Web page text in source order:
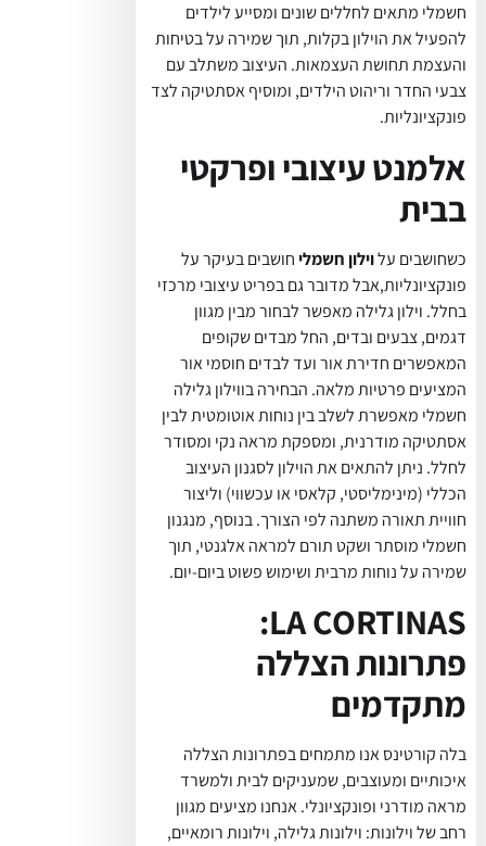
חשמלי מתאים לחללים שונים ומסייע לילדים
להפעיל את הוילון בקלות, תוך שמירה על בטיחות
והעצמת תחושת העצמאות. העיצוב משתלב עם
צבעי החדר וריהוט הילדים, ומוסיף אסתטיקה לצד
פונקציונליות.
אלמנט עיצובי ופרקטי
בבית
כשחושבים עלוילון חשמליחושבים בעיקר על
פונקציונליות,אבל מדובר גם בפריט עיצובי מרכזי
בחלל. וילון גלילה מאפשר לבחור מבין מגוון
דגמים, צבעים ובדים, החל מבדים שקופים
המאפשרים חדירת אור ועד לבדים חוסמי אור
המציעים פרטיות מלאה. הבחירה בווילון גלילה
חשמלי מאפשרת לשלב בין נוחות אוטומטית לבין
אסתטיקה מודרנית, ומספקת מראה נקי ומסודר
לחלל. ניתן להתאים את הוילון לסגנון העיצוב
הכללי (מינימליסטי, קלאסי או עכשווי) וליצור
חוויית תאורה משתנה לפי הצורך. בנוסף, מנגנון
חשמלי מוסתר ושקט תורם למראה אלגנטי, תוך
שמירה על נוחות מרבית ושימוש פשוט ביום-יום.
LA CORTINAS:
פתרונות הצללה
מתקדמים
בלה קורטינס אנו מתמחים בפתרונות הצללה
איכותיים ומעוצבים, שמעניקים לבית ולמשרד
מראה מודרני ופונקציונלי. אנחנו מציעים מגוון
רחב של וילונות: וילונות גלילה, וילונות רומאיים,